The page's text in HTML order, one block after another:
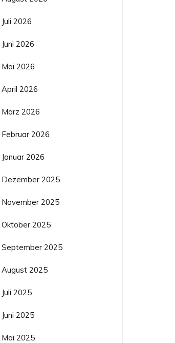
Juli 2026
Juni 2026
Mai 2026
April 2026
März 2026
Februar 2026
Januar 2026
Dezember 2025
November 2025
Oktober 2025
September 2025
August 2025
Juli 2025
Juni 2025
Mai 2025